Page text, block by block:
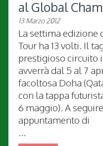
al Global
13 Marzo 2012
La settima
Tour ha 13 volti. Il
prestigioso circuito
avverrà dal 5 al 7
facoltosa Doha
con la tappa
6 maggio). A
appuntamento di
...